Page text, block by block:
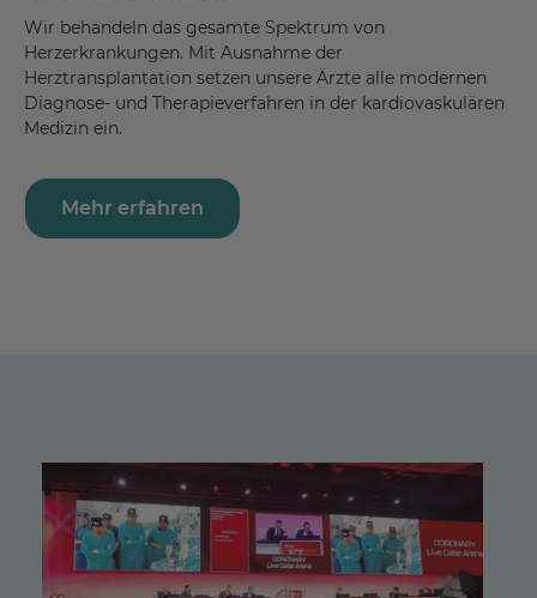
Wir behandeln das gesamte Spektrum von
Herzerkrankungen. Mit Ausnahme der
Herztransplantation setzen unsere Ärzte alle modernen
Diagnose- und Therapieverfahren in der kardiovaskulären
Medizin ein.
Mehr erfahren